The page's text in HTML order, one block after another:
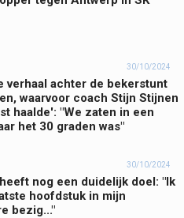
30/10/2024
verhaal achter de bekerstunt
waarvoor coach Stijn Stijnen
haalde': "We zaten in een
het 30 graden was"
30/10/2024
nog een duidelijk doel: "Ik
hoofdstuk in mijn
bezig..."